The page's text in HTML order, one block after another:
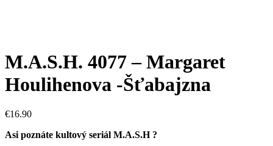
M.A.S.H. 4077 – Margaret
Houlihenova -Šťabajzna
€16.90
Asi poznáte kultový seriál M.A.S.H ?